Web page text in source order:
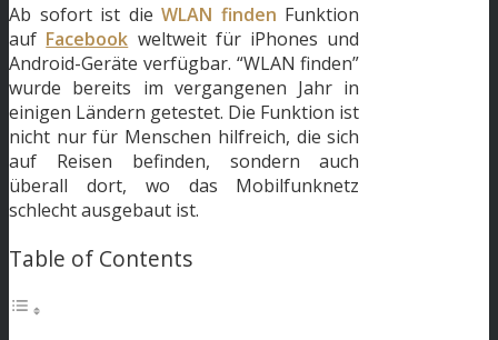
Ab sofort ist dieWLAN finden Funktion
auf Facebook weltweit für iPhones und
Android-Geräte verfügbar. “WLAN finden”
wurde bereits im vergangenen Jahr in
einigen Ländern getestet. Die Funktion ist
nicht nur für Menschen hilfreich, die sich
auf Reisen befinden, sondern auch
überall dort, wo das Mobilfunknetz
schlecht ausgebaut ist.
Table of Contents